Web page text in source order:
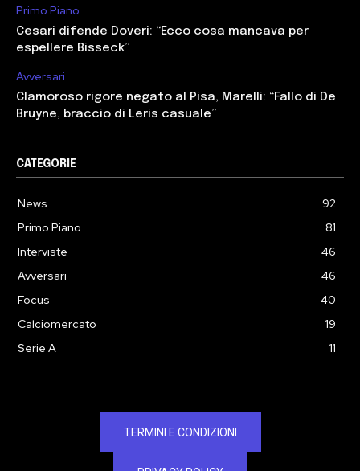
Primo Piano
Cesari difende Doveri: “Ecco cosa mancava per
espellere Bisseck”
Avversari
Clamoroso rigore negato al Pisa, Marelli: “Fallo di De
Bruyne, braccio di Leris casuale”
CATEGORIE
News
92
Primo Piano
81
Interviste
46
Avversari
46
Focus
40
Calciomercato
19
Serie A
11
TERMINI E CONDIZIONI